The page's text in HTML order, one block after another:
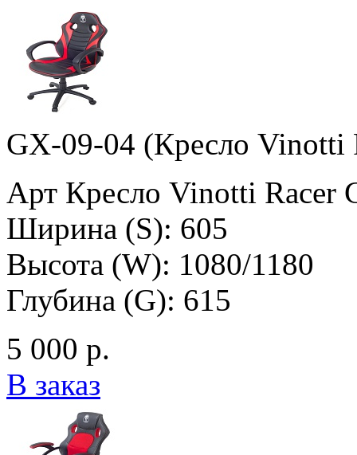
GX-09-04 (Кресло Vinotti
Арт Кресло Vinotti Racer
Ширина (S): 605
Высота (W): 1080/1180
Глубина (G): 615
5 000 р.
В заказ